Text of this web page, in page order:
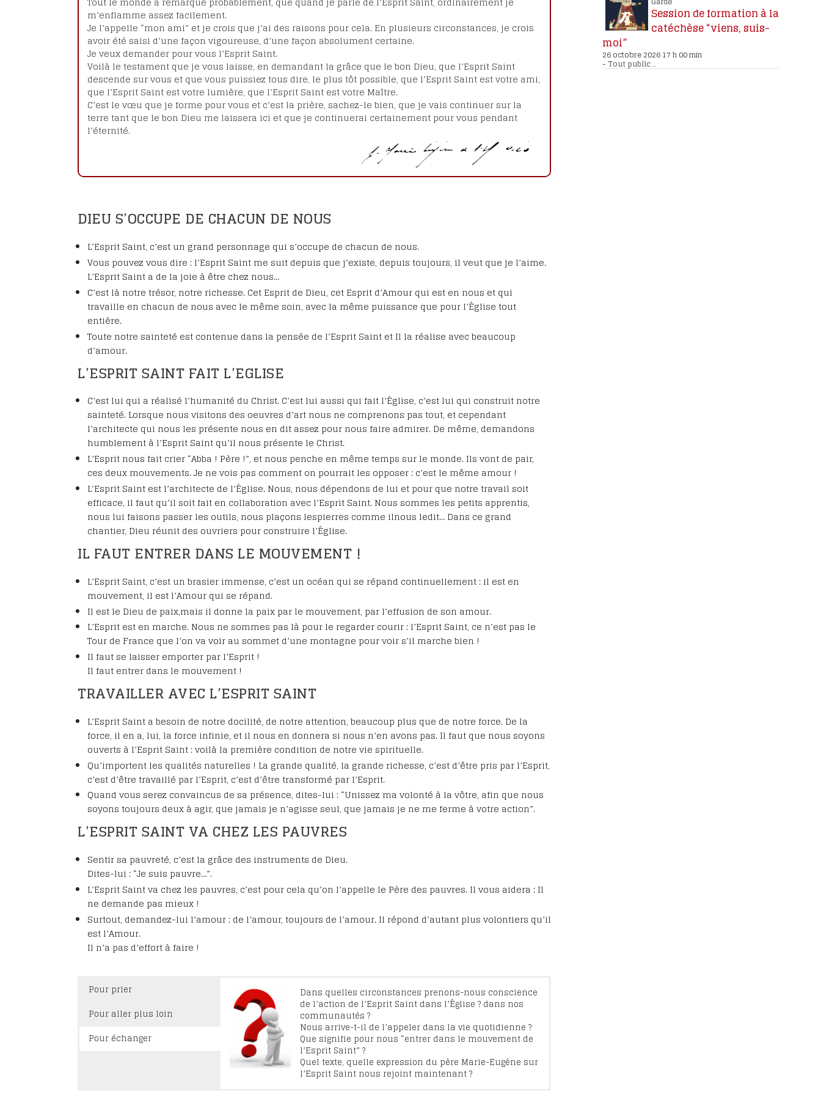
Intentions et témoignages
Fêter le bienheureux Marie-
Eugène
Emissions TV
Les lettres de la Cause
Les étapes du procès de
canonisation
m’enflamme assez facilement.
Je l’appelle “mon ami” et je crois que j’ai des raisons pour cela. En plusieurs circonstances, je crois
avoir été saisi d’une façon vigoureuse, d’une façon absolument certaine.
Je veux demander pour vous l’Esprit Saint.
Voilà le testament que je vous laisse, en demandant la grâce que le bon Dieu, que l’Esprit Saint
descende sur vous et que vous puissiez tous dire, le plus tôt possible, que l’Esprit Saint est votre ami,
que l’Esprit Saint est votre lumière, que l’Esprit Saint est votre Maître.
C’est le vœu que je forme pour vous et c’est la prière, sachez-le bien, que je vais continuer sur la
terre tant que le bon Dieu me laissera ici et que je continuerai certainement pour vous pendant
l’éternité.
DIEU S’OCCUPE DE CHACUN DE NOUS
L’Esprit Saint, c’est un grand personnage qui s’occupe de chacun de nous.
Vous pouvez vous dire : l’Esprit Saint me suit depuis que j’existe, depuis toujours, il veut que je l’aime.
L’Esprit Saint a de la joie à être chez nous…
C’est là notre trésor, notre richesse. Cet Esprit de Dieu, cet Esprit d’Amour qui est en nous et qui
travaille en chacun de nous avec le même soin, avec la même puissance que pour l’Église tout
entière.
Toute notre sainteté est contenue dans la pensée de l’Esprit Saint et Il la réalise avec beaucoup
d’amour.
L’ESPRIT SAINT FAIT L’EGLISE
C’est lui qui a réalisé l’humanité du Christ. C’est lui aussi qui fait l’Église, c’est lui qui construit notre
sainteté. Lorsque nous visitons des oeuvres d’art nous ne comprenons pas tout, et cependant
l’architecte qui nous les présente nous en dit assez pour nous faire admirer. De même, demandons
humblement à l’Esprit Saint qu’il nous présente le Christ.
L’Esprit nous fait crier “Abba ! Père !”, et nous penche en même temps sur le monde. Ils vont de pair,
ces deux mouvements. Je ne vois pas comment on pourrait les opposer : c’est le même amour !
L’Esprit Saint est l’architecte de l’Église. Nous, nous dépendons de lui et pour que notre travail soit
efficace, il faut qu’il soit fait en collaboration avec l’Esprit Saint. Nous sommes les petits apprentis,
nous lui faisons passer les outils, nous plaçons lespierres comme ilnous ledit… Dans ce grand
chantier, Dieu réunit des ouvriers pour construire l’Église.
IL FAUT ENTRER DANS LE MOUVEMENT !
L’Esprit Saint, c’est un brasier immense, c’est un océan qui se répand continuellement : il est en
mouvement, il est l’Amour qui se répand.
Il est le Dieu de paix,mais il donne la paix par le mouvement, par l’effusion de son amour.
L’Esprit est en marche. Nous ne sommes pas là pour le regarder courir : l’Esprit Saint, ce n’est pas le
Tour de France que l’on va voir au sommet d’une montagne pour voir s’il marche bien !
Il faut se laisser emporter par l’Esprit !
Il faut entrer dans le mouvement !
TRAVAILLER AVEC L’ESPRIT SAINT
L’Esprit Saint a besoin de notre docilité, de notre attention, beaucoup plus que de notre force. De la
force, il en a, lui, la force infinie, et il nous en donnera si nous n’en avons pas. Il faut que nous soyons
ouverts à l’Esprit Saint : voilà la première condition de notre vie spirituelle.
Qu’importent les qualités naturelles ! La grande qualité, la grande richesse, c’est d’être pris par l’Esprit,
c’est d’être travaillé par l’Esprit, c’est d’être transformé par l’Esprit.
Quand vous serez convaincus de sa présence, dites-lui : “Unissez ma volonté à la vôtre, afin que nous
soyons toujours deux à agir, que jamais je n’agisse seul, que jamais je ne me ferme à votre action”.
L’ESPRIT SAINT VA CHEZ LES PAUVRES
Sentir sa pauvreté, c’est la grâce des instruments de Dieu.
Dites-lui : “Je suis pauvre…”.
L’Esprit Saint va chez les pauvres, c’est pour cela qu’on l’appelle le Père des pauvres. Il vous aidera : Il
ne demande pas mieux !
Surtout, demandez-lui l’amour : de l’amour, toujours de l’amour. Il répond d’autant plus volontiers qu’il
est l’Amour.
Il n’a pas d’effort à faire !
Pour prier
Pour aller plus loin
Pour échanger
Saint, il faut se mettre dans l’atmosphère où Dieu
parle : dans le silence.
Qu’il soit un océan calme ou qu’il vienne en tempête,
vous le prendrez comme il se présentera.
Vous vous réjouirez en lui.
Il est immense… infini… il nous remplit, il nous prend, il nous
déborde…
Toutes nos prières doivent être animées, soutenues par cette certitude
apôtres 2, 1-13 ; Romains 8, 14.
Qui est l’Esprit Saint : Au souffle de l’Esprit, prière et
action. Éditions du Carmel, p. 254-277.
L’Esprit Saint agit : Je veux voir Dieu, Éditions du
Carmel, p. 1007-1016.
L’Esprit Saint nous aide : Prier 15 jours avec le père Marie-Eugène,
Éditions Nouvelle Cité, p. 59-65.
Dans quelles circonstances prenons-nous conscience
de l’action de l’Esprit Saint dans l’Église ? dans nos
communautés ?
Nous arrive-t-il de l’appeler dans la vie quotidienne ?
Que signifie pour nous “entrer dans le mouvement de
l’Esprit Saint” ?
Quel texte, quelle expression du père Marie-Eugène sur
l’Esprit Saint nous rejoint maintenant ?
Session de formation à la
catéchèse “viens, suis-
moi”
26 octobre 2026 17 h 00 min
-Tout public..